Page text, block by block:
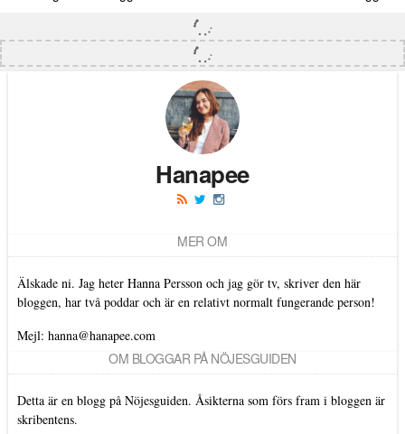
Hanapee
MER OM
Älskade ni. Jag heter Hanna Persson och jag gör tv, skriver den här
bloggen, har två poddar och är en relativt normalt fungerande person!
Mejl: hanna@hanapee.com
OM BLOGGAR PÅ NÖJESGUIDEN
Detta är en blogg på Nöjesguiden. Åsikterna som förs fram i bloggen är
skribentens.